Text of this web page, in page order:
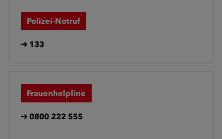
Polizei-Notruf
➔ 133
Frauenhelpline
➔ 0800 222 555